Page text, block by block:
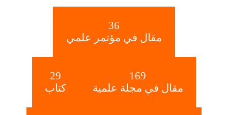
36
مقال في مؤتمر علمي
169
مقال في مجلة علمية
29
كتاب